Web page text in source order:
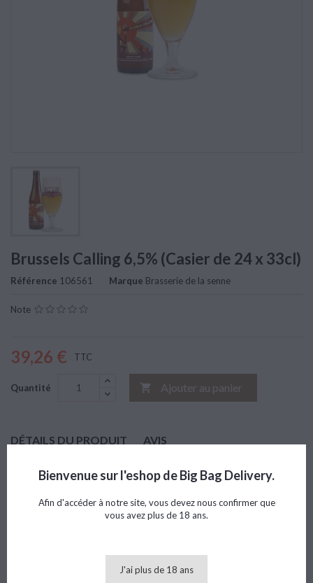
Brussels Calling 6,5% (Casier de 24 x 33cl)
Référence 106561 Marque Brasserie de la senne
Note
39,26 € TTC
Quantité  Ajouter au panier
DÉTAILS DU PRODUIT AVIS
MarqueBrasserie de la senne
Référence106561
Bienvenue sur l'eshop de Big Bag Delivery.
Afin d'accéder à notre site, vous devez nous confirmer que
vous avez plus de 18 ans.
J'ai plus de 18 ans